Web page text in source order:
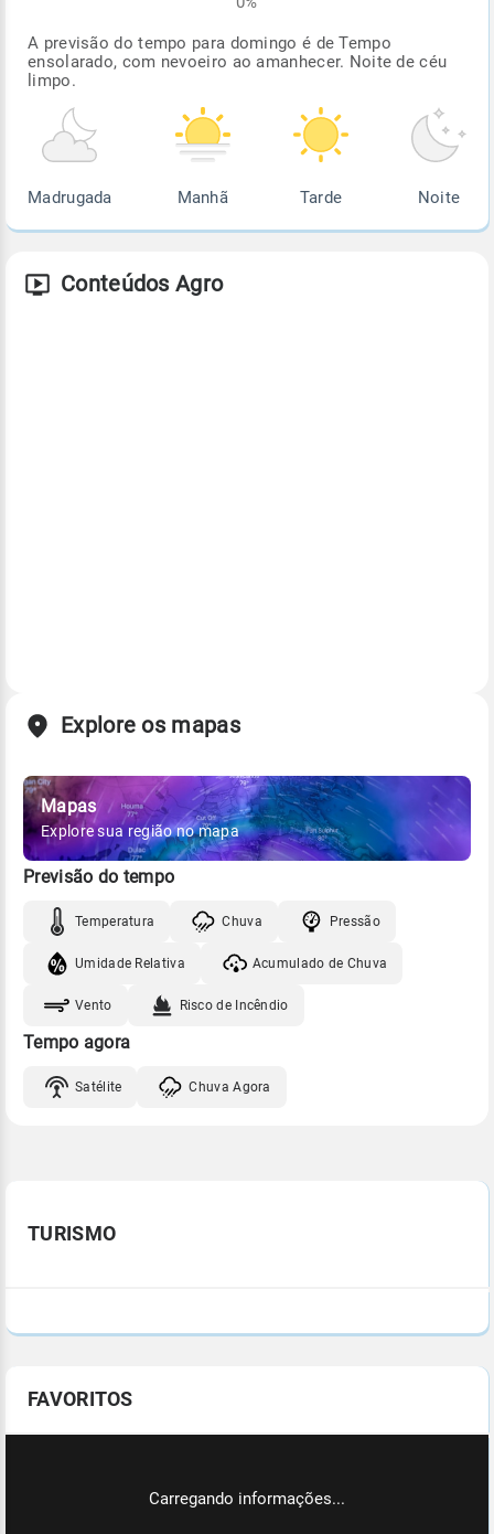
A previsão do tempo para domingo é de Tempo
ensolarado, com nevoeiro ao amanhecer. Noite de céu
limpo.
Madrugada Manhã Tarde Noite
Conteúdos Agro
Explore os mapas
Mapas
Explore sua região no mapa
Previsão do tempo
Temperatura Chuva Pressão
Umidade Relativa Acumulado de Chuva
Vento Risco de Incêndio
Tempo agora
Satélite Chuva Agora
TURISMO
FAVORITOS